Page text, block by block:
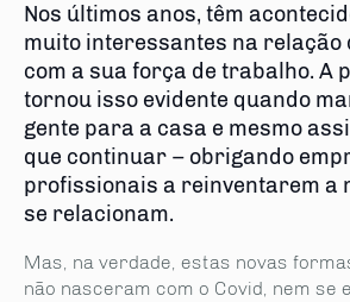
Nos últimos anos, têm
muito interessantes na relação
com a sua força de trabalho. A
tornou isso evidente quando
gente para a casa e mesmo
que continuar – obrigando
profissionais a reinventarem a
se relacionam.
Mas, na verdade, estas novas
não nasceram com o Covid, nem se